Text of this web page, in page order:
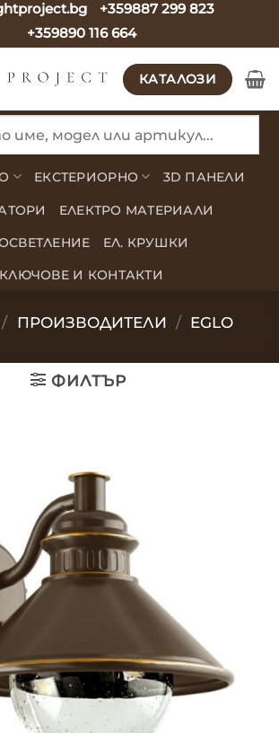
+359887 299 823
+359890 116 664
КАТАЛОЗИ
ЕКСТЕРИОРНО 3D ПАНЕЛИ
ЕЛЕКТРО МАТЕРИАЛИ
ОСВЕТЛЕНИЕ ЕЛ. КРУШКИ
КЛЮЧОВЕ И КОНТАКТИ
/ ПРОИЗВОДИТЕЛИ / EGLO
ФИЛТЪР